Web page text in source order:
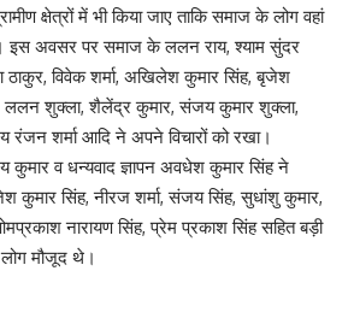
क्षेत्रों में भी किया जाए ताकि समाज के लोग वहां
अवसर पर समाज के ललन राय, श्याम सुंदर
ठाकुर, विवेक शर्मा, अखिलेश कुमार सिंह, बृजेश
ललन शुक्ला, शैलेंद्र कुमार, संजय कुमार शुक्ला,
रंजन शर्मा आदि ने अपने विचारों को रखा।
कुमार व धन्यवाद ज्ञापन अवधेश कुमार सिंह ने
कुमार सिंह, नीरज शर्मा, संजय सिंह, सुधांशु कुमार,
नारायण सिंह, प्रेम प्रकाश सिंह सहित बड़ी
लोग मौजूद थे।